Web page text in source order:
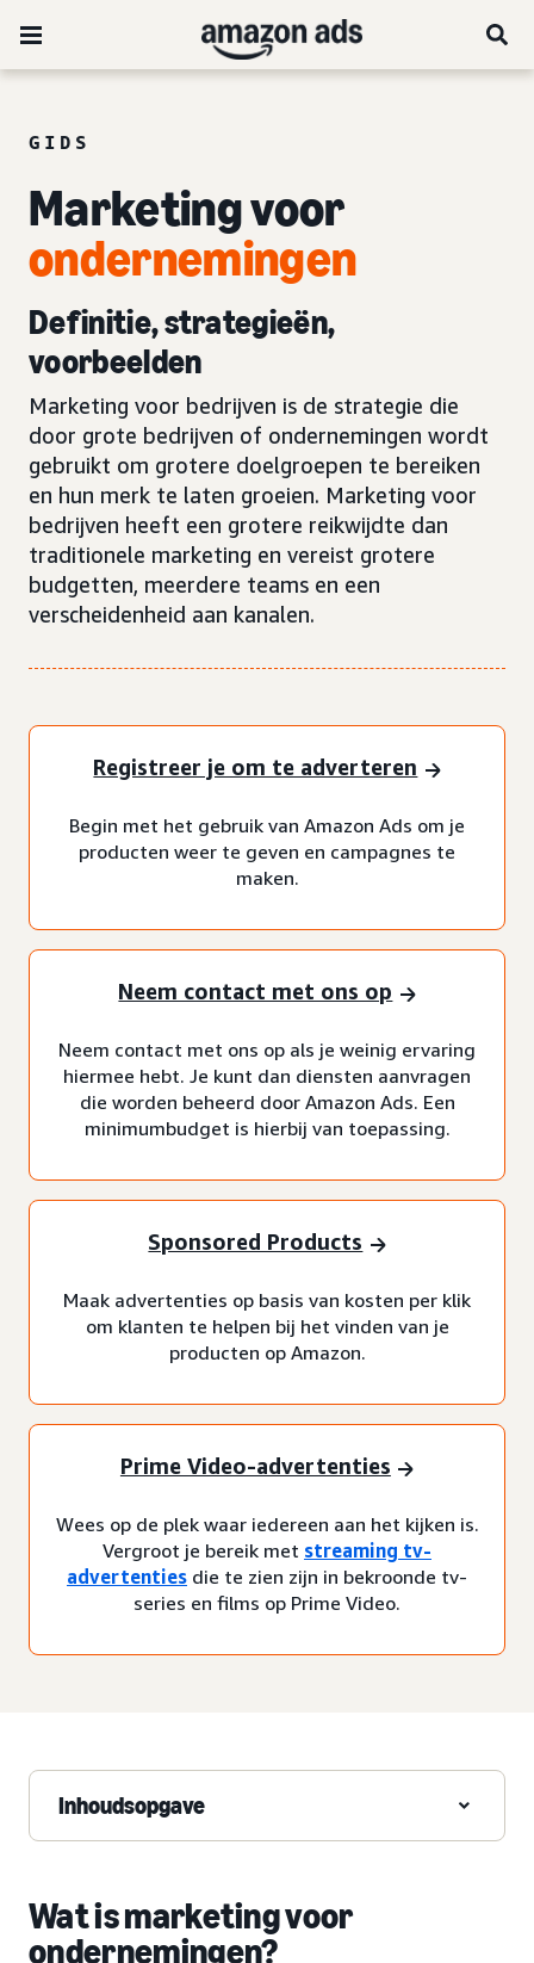
GIDS
Marketing voor
ondernemingen
Definitie, strategieën,
voorbeelden
Marketing voor bedrijven is de strategie die
door grote bedrijven of ondernemingen wordt
gebruikt om grotere doelgroepen te bereiken
en hun merk te laten groeien. Marketing voor
bedrijven heeft een grotere reikwijdte dan
traditionele marketing en vereist grotere
budgetten, meerdere teams en een
verscheidenheid aan kanalen.
Registreer je om te adverteren
Begin met het gebruik van Amazon Ads om je
producten weer te geven en campagnes te
maken.
Neem contact met ons op
Neem contact met ons op als je weinig ervaring
hiermee hebt. Je kunt dan diensten aanvragen
die worden beheerd door Amazon Ads. Een
minimumbudget is hierbij van toepassing.
Sponsored Products
Maak advertenties op basis van kosten per klik
om klanten te helpen bij het vinden van je
producten op Amazon.
Prime Video-advertenties
Wees op de plek waar iedereen aan het kijken is.
Vergroot je bereik met streaming tv-
advertenties die te zien zijn in bekroonde tv-
series en films op Prime Video.
Inhoudsopgave
Wat is marketing voor
ondernemingen?